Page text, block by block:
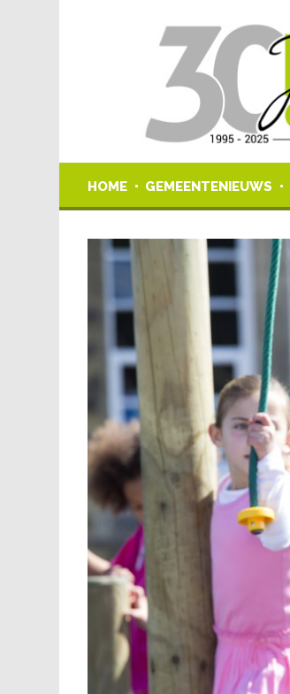
HOME GEMEENTENIEUWS